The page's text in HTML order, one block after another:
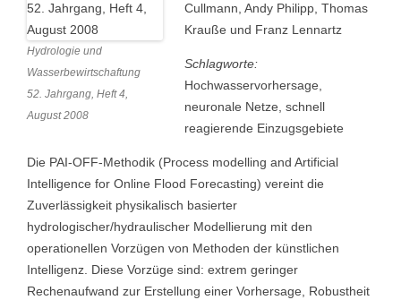
Hydrologie und
Wasserbewirtschaftung
52. Jahrgang, Heft 4,
August 2008
Cullmann, Andy Philipp, Thomas
Krauße und Franz Lennartz
Schlagworte:
Hochwasservorhersage,
neuronale Netze, schnell
reagierende Einzugsgebiete
Die PAI-OFF-Methodik (Process modelling and Artificial
Intelligence for Online Flood Forecasting) vereint die
Zuverlässigkeit physikalisch basierter
hydrologischer/hydraulischer Modellierung mit den
operationellen Vorzügen von Methoden der künstlichen
Intelligenz. Diese Vorzüge sind: extrem geringer
Rechenaufwand zur Erstellung einer Vorhersage, Robustheit